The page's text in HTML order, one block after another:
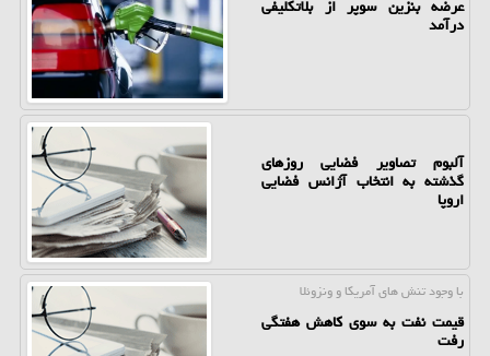
عرضه بنزین سوپر از بلاتکلیفی
درآمد
آلبوم تصاویر فضایی روزهای
گذشته به انتخاب آژانس فضایی
اروپا
با وجود تنش های آمریكا و ونزوئلا
قیمت نفت به سوی کاهش هفتگی
رفت